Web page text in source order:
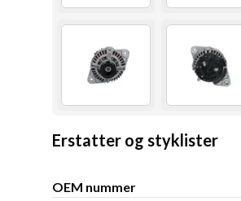
Erstatter og styklister
OEM nummer